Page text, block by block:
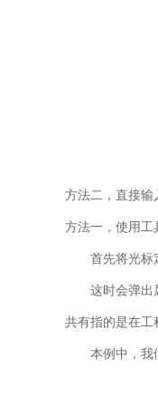
方法二，直接输
方法一，使用工
首先将光标
这时会弹出
共有指的是在工
本例中，我